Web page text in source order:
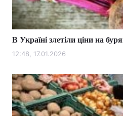
В Україні злетіли ціни на
12:48, 17.01.2026